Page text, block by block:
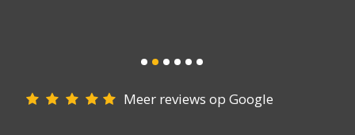
Meer reviews op Google